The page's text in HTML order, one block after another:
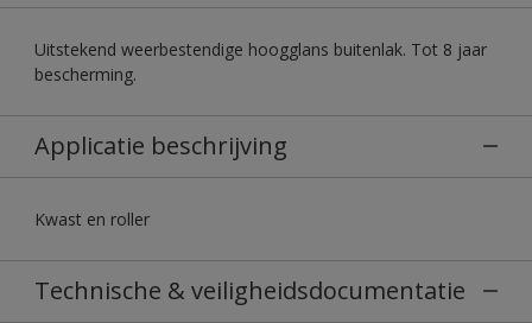
Uitstekend weerbestendige hoogglans buitenlak. Tot 8 jaar
bescherming.
Applicatie beschrijving
Kwast en roller
Technische & veiligheidsdocumentatie